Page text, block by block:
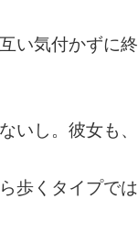
気付かずに
し。彼女も、
歩くタイプでは